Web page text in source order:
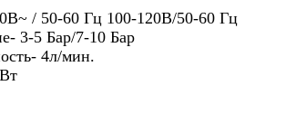
/ 50-60 Гц 100-120В/50-60 Гц
3-5 Бар/7-10 Бар
4л/мин.